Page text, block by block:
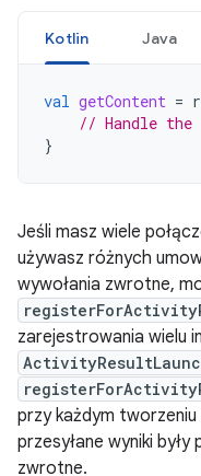
Kotlin Java
val getContent =
// Handle the
}
Jeśli masz wiele
używasz różnych
wywołania zwrotne,
zarejestrowania wielu
przy każdym
przesyłane wyniki
zwrotne.